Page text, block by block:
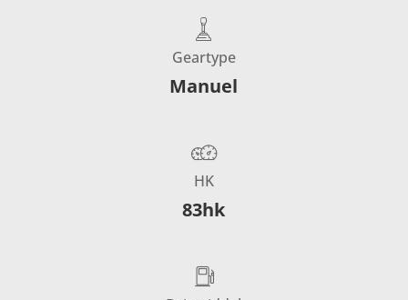
Geartype
Manuel
HK
83hk